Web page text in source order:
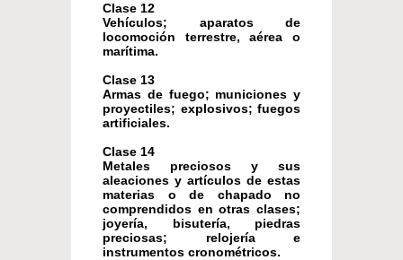
Clase 12
Vehículos; aparatos de
locomoción terrestre, aérea o
marítima.
Clase 13
Armas de fuego; municiones y
proyectiles; explosivos; fuegos
artificiales.
Clase 14
Metales preciosos y sus
aleaciones y artículos de estas
materias o de chapado no
comprendidos en otras clases;
joyería, bisutería, piedras
preciosas; relojería e
instrumentos cronométricos.